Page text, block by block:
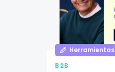
Herramientas
B2B